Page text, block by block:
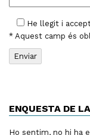
He llegit i
* Aquest camp és
ENQUESTA DE
Ho sentim, no hi ha